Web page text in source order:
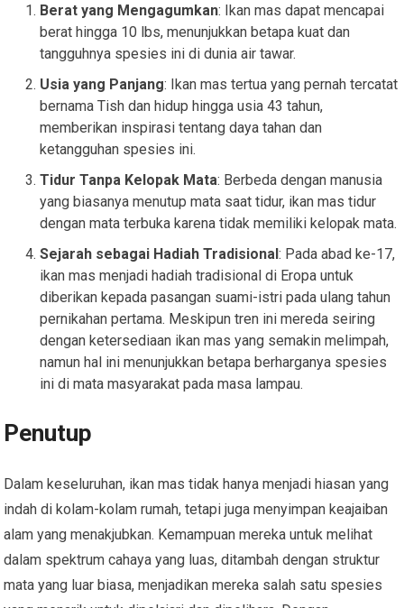
Berat yang Mengagumkan: Ikan mas dapat mencapai
berat hingga 10 lbs, menunjukkan betapa kuat dan
tangguhnya spesies ini di dunia air tawar.
Usia yang Panjang: Ikan mas tertua yang pernah tercatat
bernama Tish dan hidup hingga usia 43 tahun,
memberikan inspirasi tentang daya tahan dan
ketangguhan spesies ini.
Tidur Tanpa Kelopak Mata: Berbeda dengan manusia
yang biasanya menutup mata saat tidur, ikan mas tidur
dengan mata terbuka karena tidak memiliki kelopak mata.
Sejarah sebagai Hadiah Tradisional: Pada abad ke-17,
ikan mas menjadi hadiah tradisional di Eropa untuk
diberikan kepada pasangan suami-istri pada ulang tahun
pernikahan pertama. Meskipun tren ini mereda seiring
dengan ketersediaan ikan mas yang semakin melimpah,
namun hal ini menunjukkan betapa berharganya spesies
ini di mata masyarakat pada masa lampau.
Penutup
Dalam keseluruhan, ikan mas tidak hanya menjadi hiasan yang
indah di kolam-kolam rumah, tetapi juga menyimpan keajaiban
alam yang menakjubkan. Kemampuan mereka untuk melihat
dalam spektrum cahaya yang luas, ditambah dengan struktur
mata yang luar biasa, menjadikan mereka salah satu spesies